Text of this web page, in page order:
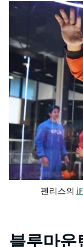
펜리스의
블루마운